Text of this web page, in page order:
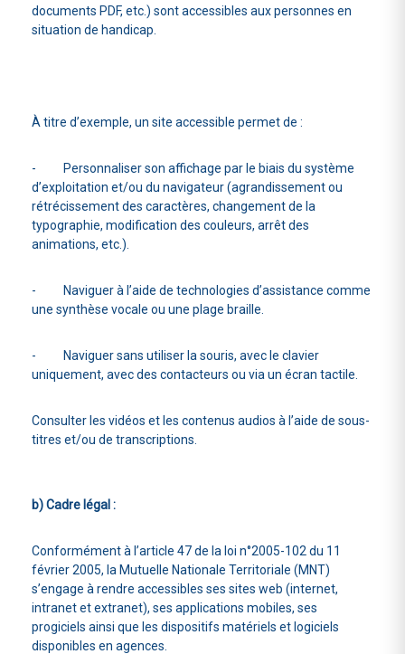
documents PDF, etc.) sont accessibles aux personnes en
situation de handicap.
À titre d’exemple, un site accessible permet de :
- Personnaliser son affichage par le biais du système
d’exploitation et/ou du navigateur (agrandissement ou
rétrécissement des caractères, changement de la
typographie, modification des couleurs, arrêt des
animations, etc.).
- Naviguer à l’aide de technologies d’assistance comme
une synthèse vocale ou une plage braille.
- Naviguer sans utiliser la souris, avec le clavier
uniquement, avec des contacteurs ou via un écran tactile.
Consulter les vidéos et les contenus audios à l’aide de sous-
titres et/ou de transcriptions.
b) Cadre légal :
Conformément à l’article 47 de la loi n°2005-102 du 11
février 2005, la Mutuelle Nationale Territoriale (MNT)
s’engage à rendre accessibles ses sites web (internet,
intranet et extranet), ses applications mobiles, ses
progiciels ainsi que les dispositifs matériels et logiciels
disponibles en agences.